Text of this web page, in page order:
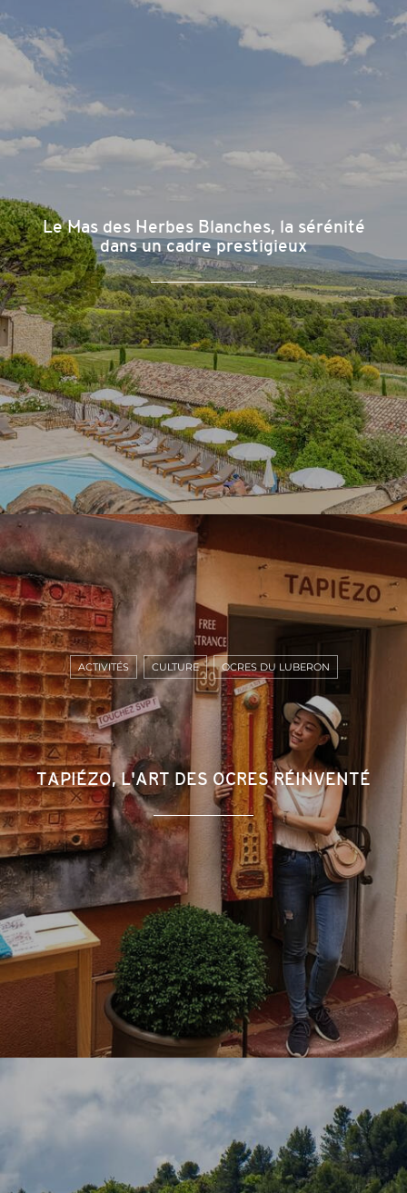
Le Mas des Herbes Blanches, la sérénité
dans un cadre prestigieux
TAPIÉZO, L'ART DES OCRES RÉINVENTÉ
ACTIVITÉS CULTURE OCRES DU LUBERON